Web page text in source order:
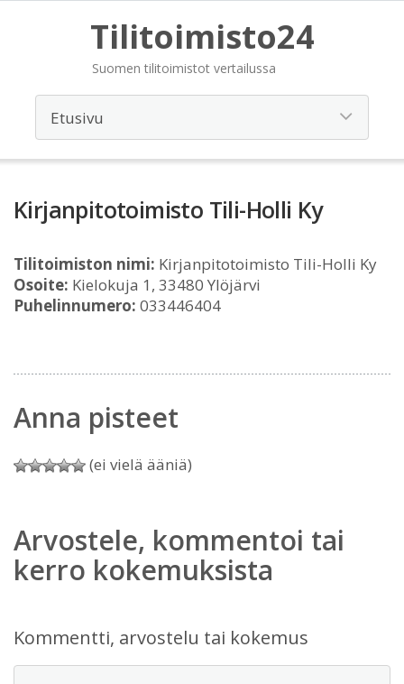
Tilitoimisto24
Suomen tilitoimistot vertailussa
Kirjanpitotoimisto Tili-Holli Ky
Tilitoimiston nimi: Kirjanpitotoimisto Tili-Holli Ky
Osoite: Kielokuja 1, 33480 Ylöjärvi
Puhelinnumero: 033446404
Anna pisteet
(ei vielä ääniä)
Arvostele, kommentoi tai
kerro kokemuksista
Kommentti, arvostelu tai kokemus